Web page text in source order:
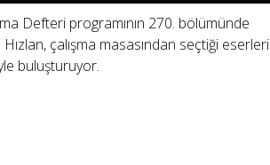
Defteri programının 270. bölümünde
çalışma masasından seçtiği eserleri
buluşturuyor.